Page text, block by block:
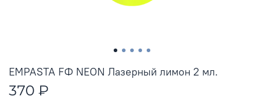
EMPASTA FФ NEON Лазерный лимон 2 мл.
370 ₽